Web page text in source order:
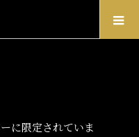
に限定されていま